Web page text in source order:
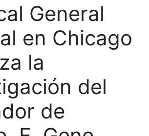
General
en Chicago
la
del
de